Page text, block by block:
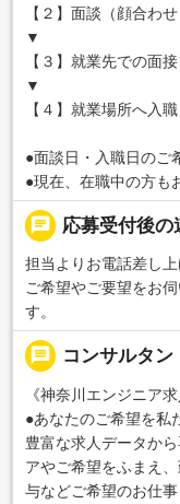
【２】面談（顔合わせ
▼
【３】就業先での面接
▼
【４】就業場所へ入職
●面談日・入職日のご
●現在、在職中の方も
chat 応募受付後の
担当よりお電話差し上
ご希望やご要望をお
す。
message コンサルタン
《神奈川エンジニア
●あなたのご希望を私
豊富な求人データか
アやご希望をふまえ
与などご希望のお仕事